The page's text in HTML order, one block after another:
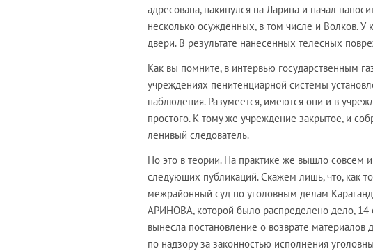
адресована, накинулся на Ларина и начал
несколько осужденных, в том числе и Волков. У
двери. В результате нанесённых телесных
Как вы помните, в интервью государственным
учреждениях пенитенциарной системы
наблюдения. Разумеется, имеются они и в
простого. К тому же учреждение закрытое, и
ленивый следователь.
Но это в теории. На практике же вышло совсем
следующих публикаций. Скажем лишь, что, как
межрайонный суд по уголовным делам
АРИНОВА, которой было распределено дело, 14
вынесла постановление о возврате
по надзору за законностью исполнения